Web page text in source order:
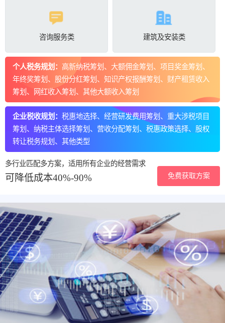
咨询服务类 建筑及安装类
个人税务规划： 高新纳税筹划、大额佣金筹划、项目奖金筹划、
年终奖筹划、股份分红筹划、知识产权报酬筹划、财产租赁收入
筹划、网红收入筹划、其他大额收入筹划
企业税收规划： 税惠地选择、经营研发费用筹划、重大涉税项目
筹划、纳税主体选择筹划、营收分配筹划、税惠政策选择、股权
转让税务规划、其他类型
多行业匹配多方案，适用所有企业的经营需求
可降低成本40%-90% 免费获取方案